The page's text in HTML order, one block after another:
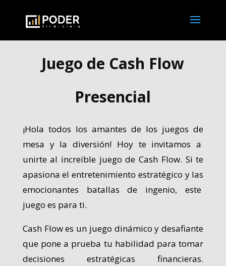
Juego de Cash Flow
Presencial
¡Hola todos los amantes de los juegos de
mesa y la diversión! Hoy te invitamos a
unirte al increíble juego de Cash Flow. Si te
apasiona el entretenimiento estratégico y las
emocionantes batallas de ingenio, este
juego es para ti.
Cash Flow es un juego dinámico y desafiante
que pone a prueba tu habilidad para tomar
decisiones estratégicas financieras.